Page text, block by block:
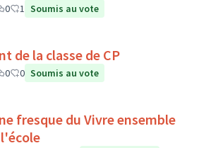
0 1 Soumis au vote
de la classe de CP
0 0 Soumis au vote
fresque du Vivre ensemble